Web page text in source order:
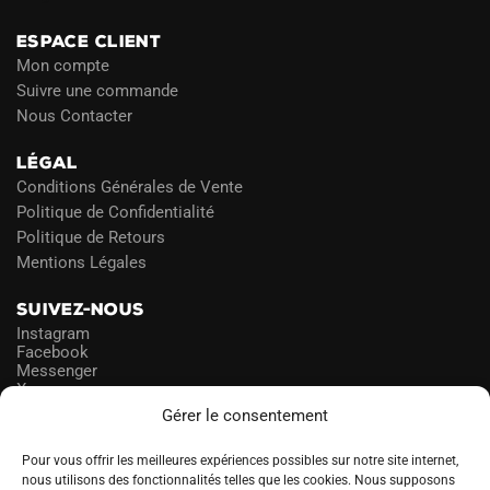
Gérer le consentement
Pour vous offrir les meilleures expériences possibles sur notre site internet,
nous utilisons des fonctionnalités telles que les cookies. Nous supposons
ESPACE CLIENT
Mon compte
Suivre une commande
Nous Contacter
LÉGAL
Conditions Générales de Vente
Politique de Confidentialité
Politique de Retours
Mentions Légales
SUIVEZ-NOUS
Instagram
Facebook
Messenger
X